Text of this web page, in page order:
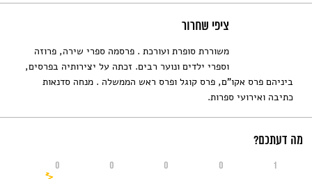
ציפי שחרור
משוררת סופרת ועורכת . פרסמה ספרי שירה, פרוזה
וספרי ילדים ונוער רבים. זכתה על יצירותיה בפרסים,
ביניהם פרס אקו"ם, פרס קוגל ופרס ראש הממשלה . מנחה סדנאות
כתיבה ואירועי ספרות.
מה דעתכם?
0 0 0 0 1